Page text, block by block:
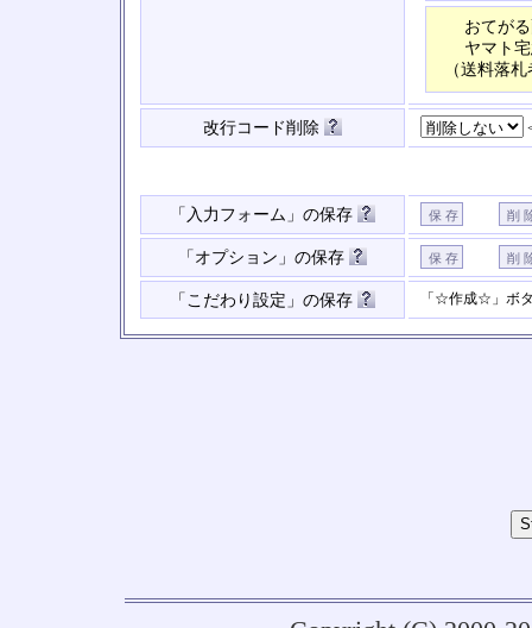
おてが
ヤマト
（送料落
改行コード削除
「入力フォーム」の保存
「オプション」の保存
「こだわり設定」の保存 「☆作成☆」ボ